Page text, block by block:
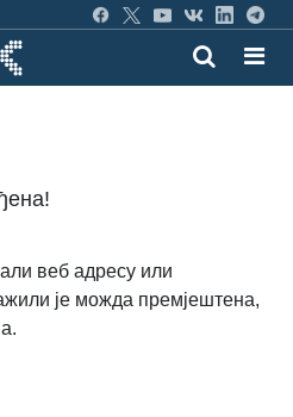
веб адресу или
је можда премјештена,